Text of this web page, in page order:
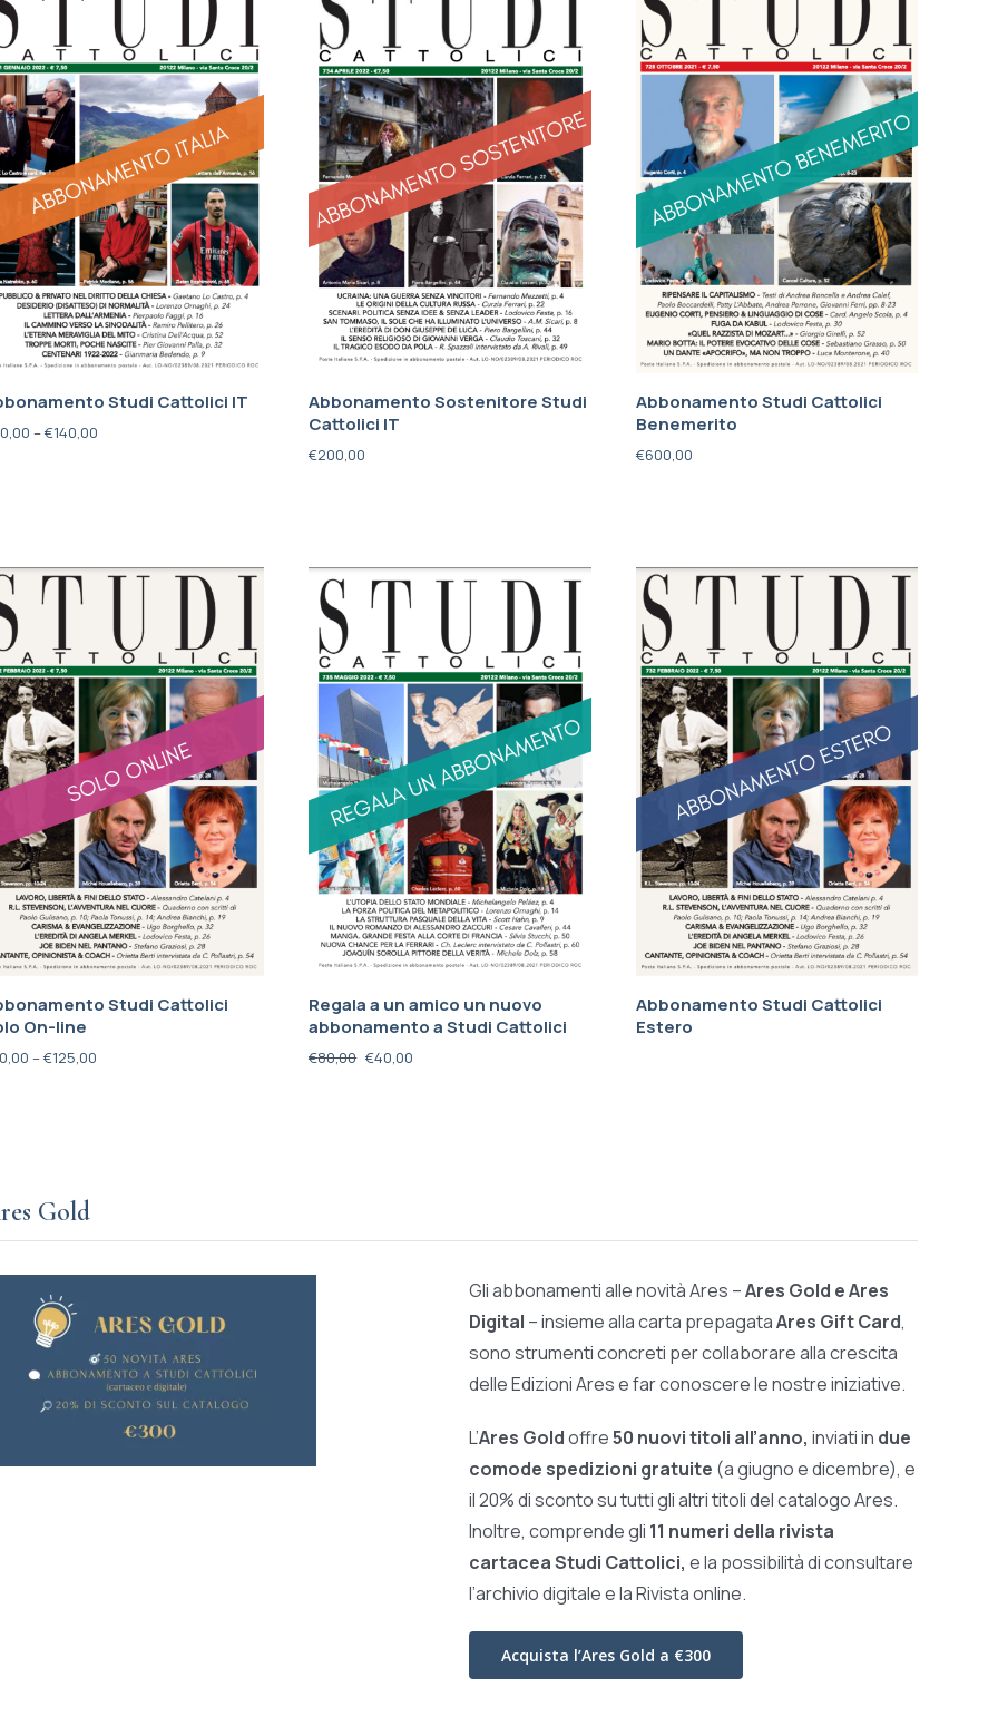
Studi Cattolici IT
–€140,00
Abbonamento Sostenitore Studi
Cattolici IT
€200,00
Abbonamento Studi Cattolici
Benemerito
€600,00
Studi Cattolici
On-line
–€125,00
Regala a un amico un nuovo
abbonamento a Studi Cattolici
€80,00 €40,00
Abbonamento Studi Cattolici
Estero
Gold
Gli abbonamenti alle novità Ares –Ares Gold e Ares
Digital – insieme alla carta prepagataAres Gift Card,
sono strumenti concreti per collaborare alla crescita
delle Edizioni Ares e far conoscere le nostre iniziative.
L’Ares Goldoffre50 nuovi titoli all’anno, inviati in due
comode spedizioni gratuite (a giugno e dicembre), e
il 20% di sconto su tutti gli altri titoli del catalogo Ares.
Inoltre, comprende gli 11 numeri della rivista
cartacea Studi Cattolici, e la possibilità di consultare
l’archivio digitale e la Rivista online.
Acquista l’Ares Gold a €300